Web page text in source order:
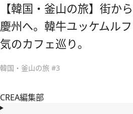
【韓国・釜山の旅】街か
慶州へ。韓牛ユッケムル
気のカフェ巡り。
韓国・釜山の旅 #3
CREA編集部